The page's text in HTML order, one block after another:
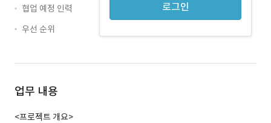
로그인
협업 예정 인력
우선 순위
업무 내용
<프로젝트 개요>